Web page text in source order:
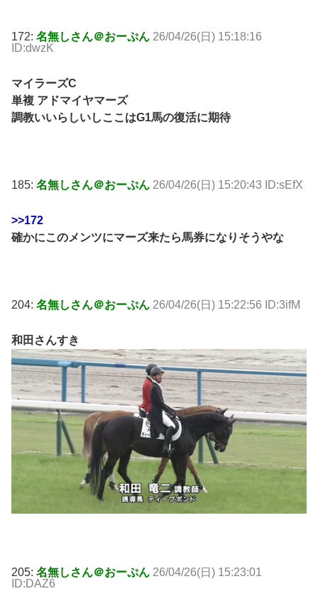
172: 名無しさん＠おーぷん 26/04/26(日) 15:18:16
ID:dwzK
マイラーズC
単複 アドマイヤマーズ
調教いいらしいしここはG1馬の復活に期待
185: 名無しさん＠おーぷん 26/04/26(日) 15:20:43 ID:sEfX
>>172
確かにこのメンツにマーズ来たら馬券になりそうやな
204: 名無しさん＠おーぷん 26/04/26(日) 15:22:56 ID:3ifM
和田さんすき
205: 名無しさん＠おーぷん 26/04/26(日) 15:23:01
ID:DAZ6